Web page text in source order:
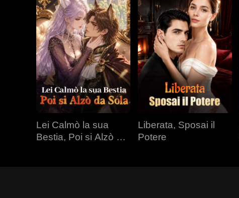
Lei Calmò la sua
Bestia, Poi si Alzò da
Liberata, Sposai il
Potere